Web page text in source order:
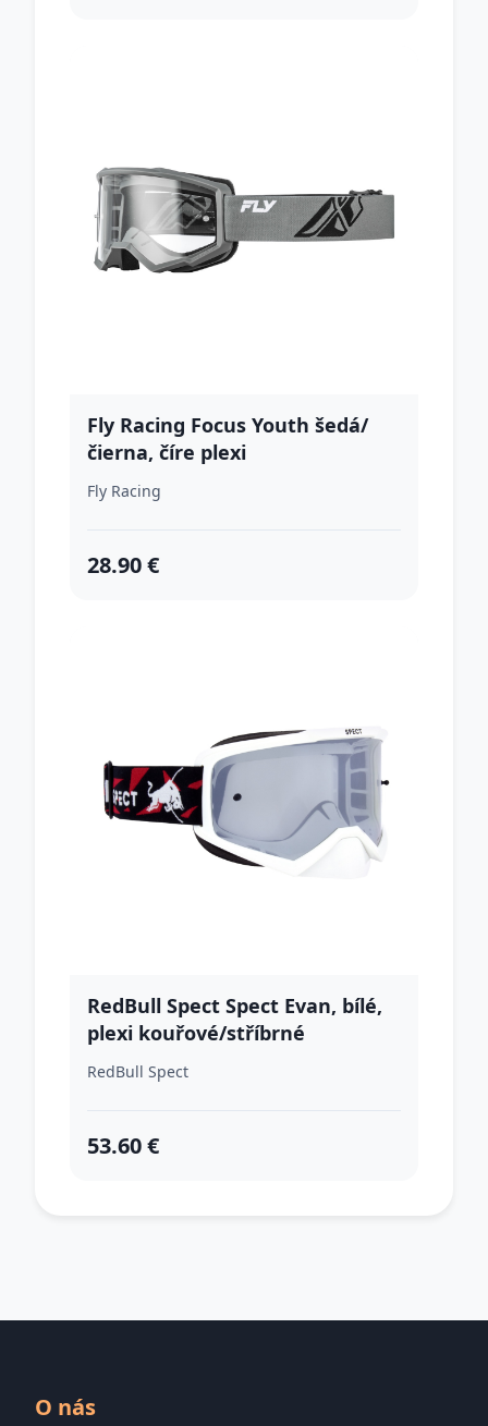
Fly Racing Focus Youth šedá/
čierna, číre plexi
Fly Racing
28.90 €
RedBull Spect Spect Evan, bílé,
plexi kouřové/stříbrné
RedBull Spect
53.60 €
O nás